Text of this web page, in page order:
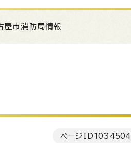
屋市消防局情報
ページID 1034504